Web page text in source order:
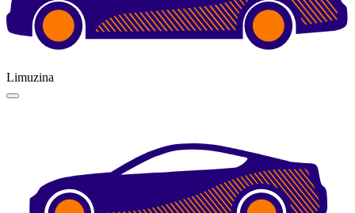
Limuzina